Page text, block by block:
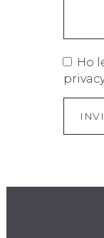
Ho